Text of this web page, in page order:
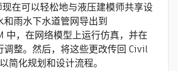
在可以轻松地与液压建模师共享设
和雨水下水道管网导出到
中，在网络模型上运行仿真，并在
调整。然后，将这些更改传回 Civil
简化规划和设计流程。